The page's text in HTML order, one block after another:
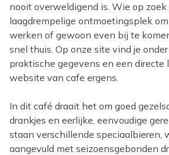
nooit overweldigend is. Wie op zoek
laagdrempelige ontmoetingsplek
werken of gewoon even bij te
snel thuis. Op onze site vind je
praktische gegevens en een directe
website van cafe ergens.
In dit café draait het om goed gezelschap, smaakvolle
drankjes en eerlijke, eenvoudige
staan verschillende speciaalbieren,
aangevuld met seizoensgebonden